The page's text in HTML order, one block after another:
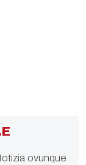
ovunque